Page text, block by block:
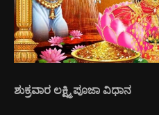
ಶುಕ್ರವಾರ ಲಕ್ಷ್ಮಿ ಪೂಜಾ ವಿಧಾನ